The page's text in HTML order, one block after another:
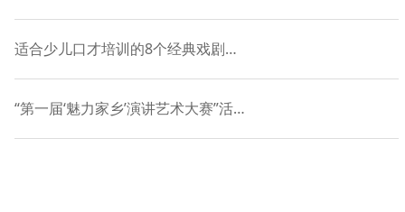
适合少儿口才培训的8个经典戏剧表演对白
“第一届‘魅力家乡’演讲艺术大赛”活动正式启动